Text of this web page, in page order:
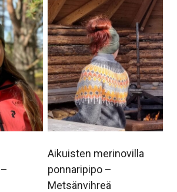
Aikuisten merinovilla
ponnaripipo –
Metsänvihreä